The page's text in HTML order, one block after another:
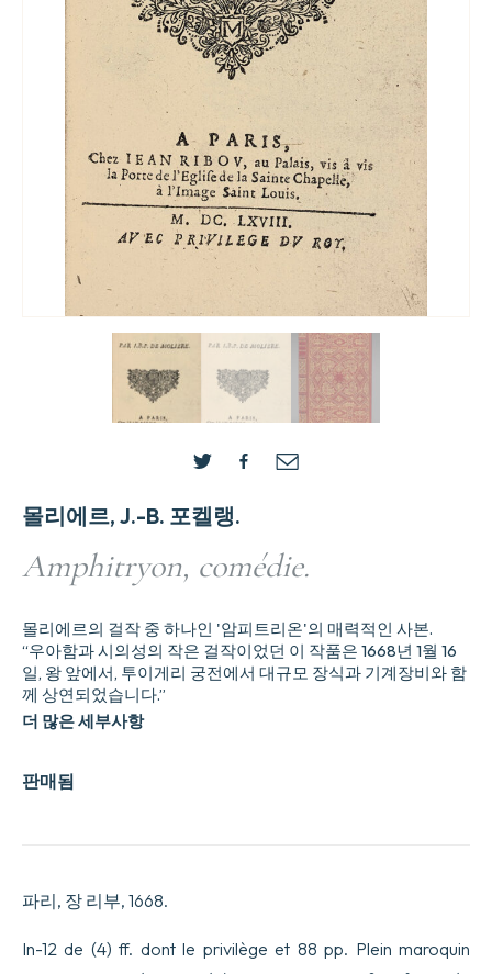
몰리에르, J.-B. 포켈랭.
Amphitryon, comédie.
판매됨
몰리에르의 걸작 중 하나인 '암피트리온'의 매력적인 사본.
“우아함과 시의성의 작은 걸작이었던 이 작품은 1668년 1월 16
일, 왕 앞에서, 투이게리 궁전에서 대규모 장식과 기계장비와 함
께 상연되었습니다.”
더 많은 세부사항
파리, 장 리부, 1668.
In-12 de (4) ff. dont le privilège et 88 pp. Plein maroquin